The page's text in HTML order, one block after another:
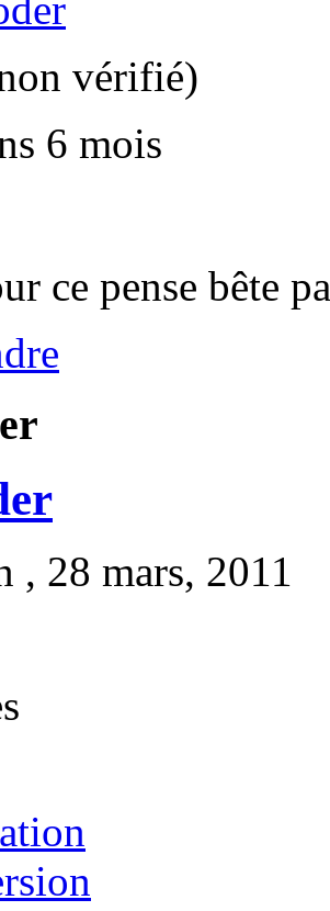
vérifié)
6 mois
ce pense bête
, 28 mars, 2011